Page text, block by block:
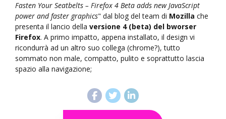
Fasten Your Seatbelts – Firefox 4 Beta adds new JavaScript
power and faster graphics" dal blog del team di Mozilla che
presenta il lancio della versione 4 (beta) del bworser
Firefox. A primo impatto, appena installato, il design vi
ricondurrà ad un altro suo collega (chrome?), tutto
sommato non male, compatto, pulito e soprattutto lascia
spazio alla navigazione;